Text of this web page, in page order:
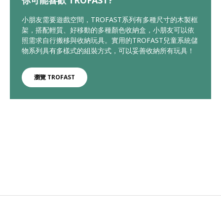
小朋友需要遊戲空間，TROFAST系列有多種尺寸的木製框
架，搭配輕質、好移動的多種顏色收納盒，小朋友可以依
照需求自行搬移與收納玩具。實用的TROFAST兒童系統儲
物系列具有多樣式的組裝方式，可以妥善收納所有玩具！
瀏覽 TROFAST